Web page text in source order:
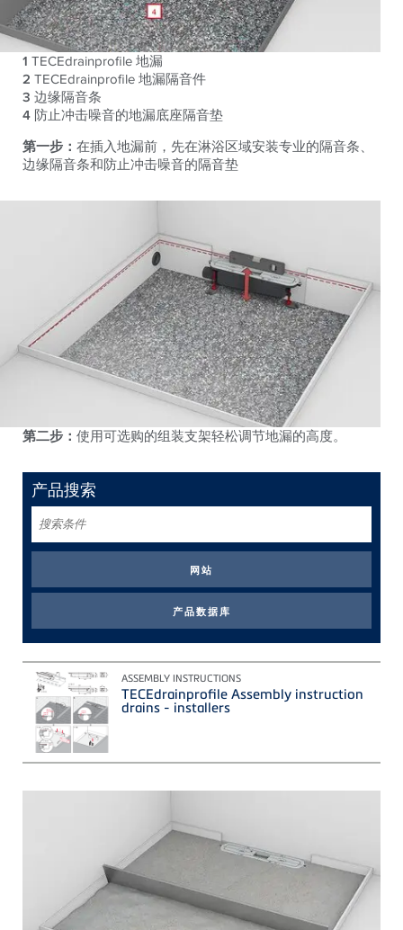
1 TECEdrainprofile 地漏
2 TECEdrainprofile 地漏隔音件
3 边缘隔音条
4 防止冲击噪音的地漏底座隔音垫
第一步： 在插入地漏前，先在淋浴区域安装专业的隔音条、
边缘隔音条和防止冲击噪音的隔音垫
第二步： 使用可选购的组装支架轻松调节地漏的高度。
产品搜索
搜
索
条
ASSEMBLY INSTRUCTIONS
TECEdrainprofile Assembly instruction
drains - installers